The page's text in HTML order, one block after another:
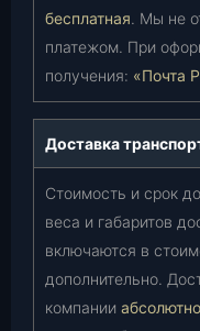
бесплатная. Мы не
платежом. При
получения: «Почта
Доставка
Стоимость и срок
веса и габаритов
включаются в
дополнительно.
компании